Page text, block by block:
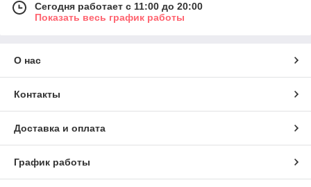
Сегодня работает с 11:00 до 20:00
Показать весь график работы
О нас
Контакты
Доставка и оплата
График работы